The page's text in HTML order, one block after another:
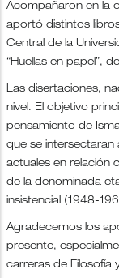
Acompañaron en la
aportó distintos
Central de la
“Huellas en papel”,
Las disertaciones,
nivel. El objetivo
pensamiento de
que se
actuales en relación
de la denominada
insistencial (1948-
Agradecemos los
presente,
carreras de Filosofía